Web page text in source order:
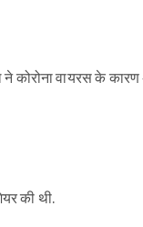
वायरस के कारण
की थी.